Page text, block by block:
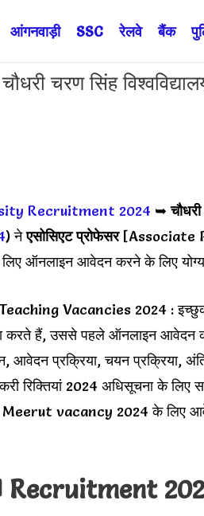
आंगनवाड़ी SSC रेलवे बैंक
चरण सिंह
Recruitment 2024 ➥
) नेएसोसिएट प्रोफेसर[Associate
ऑनलाइन आवेदन करने के लिए योग्य
Vacancies 2024 : इच्छुक
करते हैं, उससे पहले ऑनलाइन
आवेदन प्रक्रिया, चयन प्रक्रिया,
रिक्तियां 2024 अधिसूचना के लिए
vacancy 2024 के लिए
Recruitment